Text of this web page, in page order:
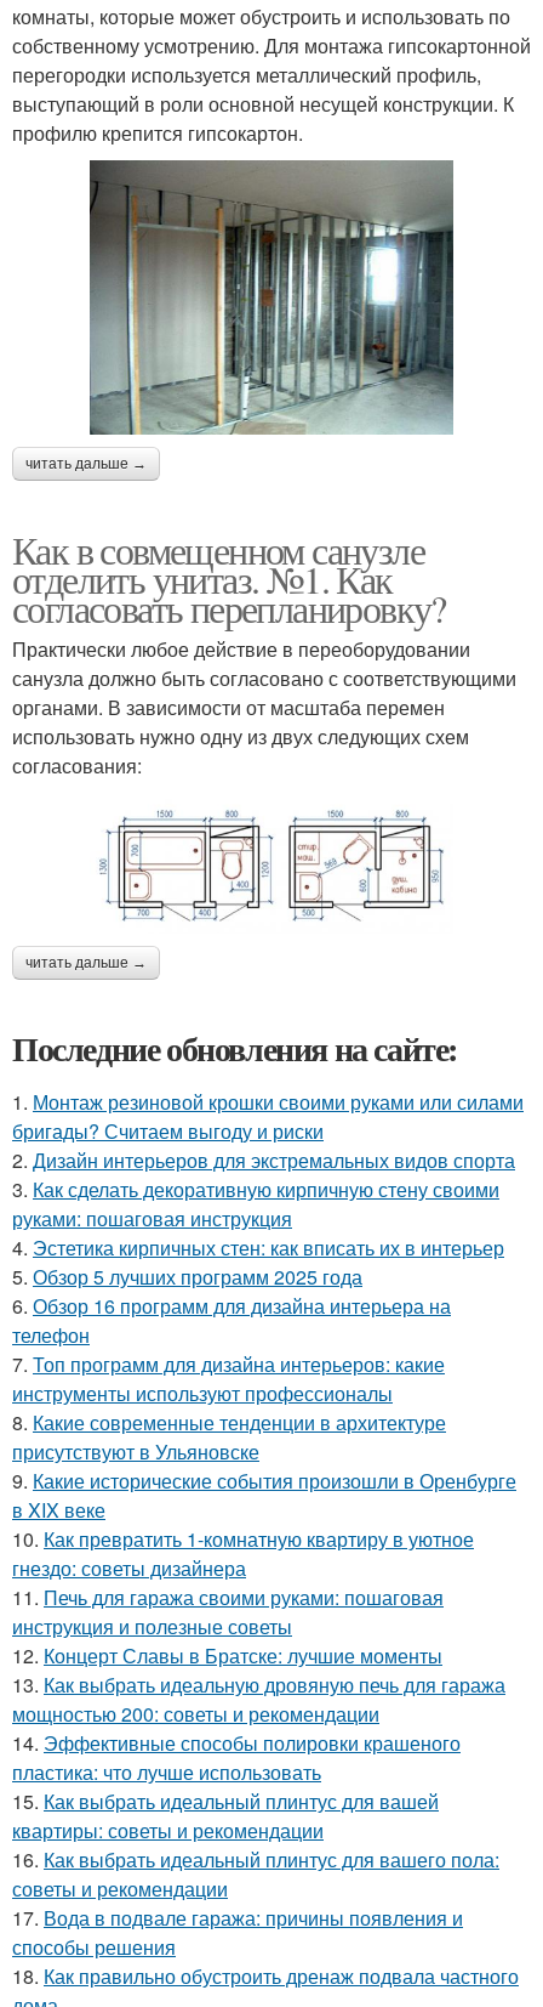
комнаты, которые может обустроить и использовать по
собственному усмотрению. Для монтажа гипсокартонной
перегородки используется металлический профиль,
выступающий в роли основной несущей конструкции. К
профилю крепится гипсокартон.
читать дальше →
Как в совмещенном санузле
отделить унитаз. №1. Как
согласовать перепланировку?
Практически любое действие в переоборудовании
санузла должно быть согласовано с соответствующими
органами. В зависимости от масштаба перемен
использовать нужно одну из двух следующих схем
согласования:
читать дальше →
Последние обновления на сайте:
1. Монтаж резиновой крошки своими руками или силами
бригады? Считаем выгоду и риски
2. Дизайн интерьеров для экстремальных видов спорта
3. Как сделать декоративную кирпичную стену своими
руками: пошаговая инструкция
4. Эстетика кирпичных стен: как вписать их в интерьер
5. Обзор 5 лучших программ 2025 года
6. Обзор 16 программ для дизайна интерьера на
телефон
7. Топ программ для дизайна интерьеров: какие
инструменты используют профессионалы
8. Какие современные тенденции в архитектуре
присутствуют в Ульяновске
9. Какие исторические события произошли в Оренбурге
в XIX веке
10. Как превратить 1-комнатную квартиру в уютное
гнездо: советы дизайнера
11. Печь для гаража своими руками: пошаговая
инструкция и полезные советы
12. Концерт Славы в Братске: лучшие моменты
13. Как выбрать идеальную дровяную печь для гаража
мощностью 200: советы и рекомендации
14. Эффективные способы полировки крашеного
пластика: что лучше использовать
15. Как выбрать идеальный плинтус для вашей
квартиры: советы и рекомендации
16. Как выбрать идеальный плинтус для вашего пола:
советы и рекомендации
17. Вода в подвале гаража: причины появления и
способы решения
18. Как правильно обустроить дренаж подвала частного